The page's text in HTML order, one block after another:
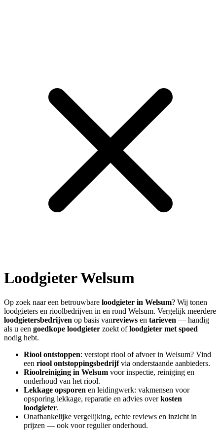
LoodgieterWelsum
Op zoek naar een betrouwbare loodgieter in Welsum? Wij tonen
loodgieters en rioolbedrijven in en rond Welsum. Vergelijk meerdere
loodgietersbedrijven op basis vanreviews en tarieven — handig
als u een goedkope loodgieter zoekt ofloodgieter met spoed
nodig hebt.
Riool ontstoppen: verstopt riool of afvoer in Welsum? Vind
een riool ontstoppingsbedrijfvia onderstaande aanbieders.
Rioolreiniging in Welsum voor inspectie, reiniging en
onderhoud van het riool.
Lekkage opsporen en leidingwerk: vakmensen voor
opsporing lekkage, reparatie en advies overkosten
loodgieter.
Onafhankelijke vergelijking, echte reviews en inzicht in
prijzen — ook voor regulier onderhoud.